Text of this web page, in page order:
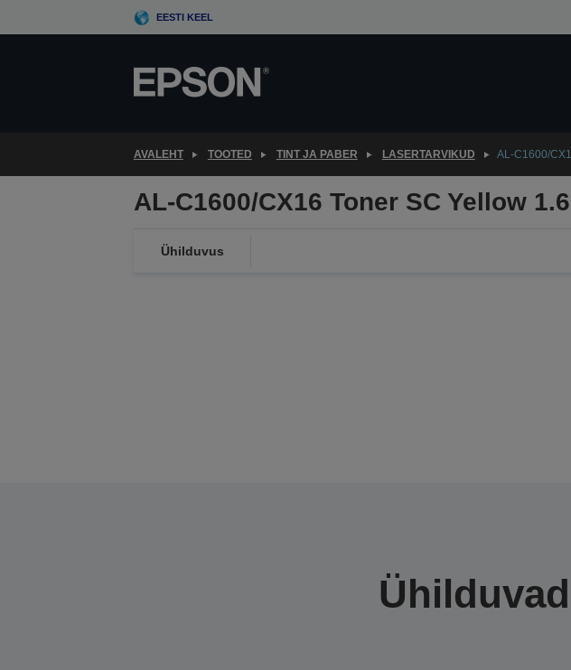
to
EESTI KEEL
AVALEHT TOOTED TINT JA PABER LASERTARVIKUD AL-C1600/
AL-C1600/CX16 Toner SC Yellow
Ühilduvus